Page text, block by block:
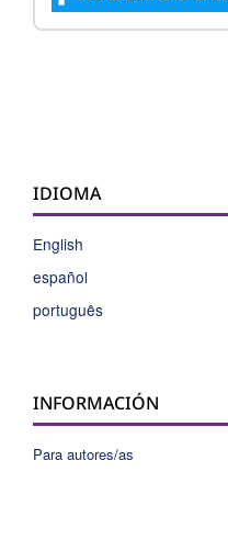
IDIOMA
English
español
português
INFORMACIÓN
Para autores/as